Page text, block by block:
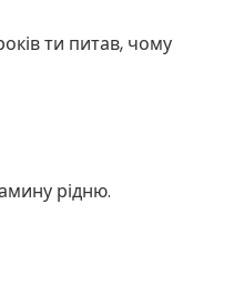
ти питав, чому
рідню.